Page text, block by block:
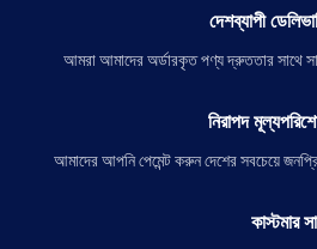
দেশব্যাপী
আমরা আমাদের অর্ডারকৃত পণ্য দ্রুততার সাথে
নিরাপদ
আমাদের আপনি পেমেন্ট করুন দেশের সবচেয়ে
কাস্টমার